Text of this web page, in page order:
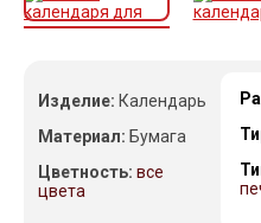
Изделие: Календарь
Материал: Бумага
Цветность: все
цвета